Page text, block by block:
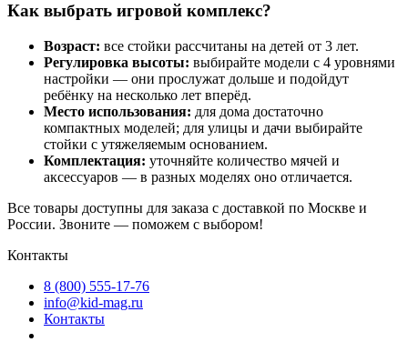
Как выбрать игровой комплекс?
Возраст: все стойки рассчитаны на детей от 3 лет.
Регулировка высоты: выбирайте модели с 4 уровнями
настройки — они прослужат дольше и подойдут
ребёнку на несколько лет вперёд.
Место использования: для дома достаточно
компактных моделей; для улицы и дачи выбирайте
стойки с утяжеляемым основанием.
Комплектация: уточняйте количество мячей и
аксессуаров — в разных моделях оно отличается.
Все товары доступны для заказа с доставкой по Москве и
России. Звоните — поможем с выбором!
Контакты
8 (800) 555-17-76
info@kid-mag.ru
Контакты